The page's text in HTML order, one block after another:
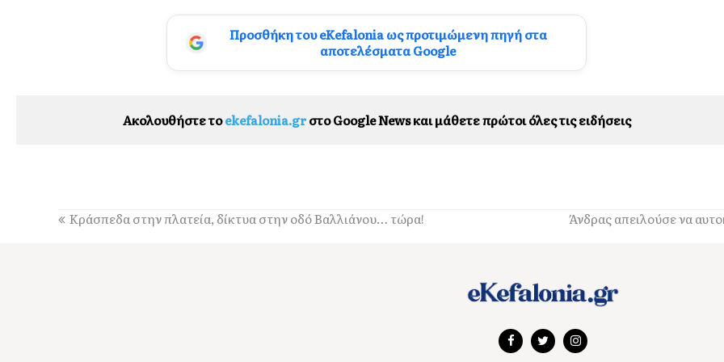
Προσθήκη του eKefalonia ως προτιμώμενη πηγή στα
αποτελέσματα Google
Ακολουθήστε τοekefalonia.grστο Google News και μάθετε πρώτοι όλες τις ειδήσεις
Κράσπεδα στην πλατεία, δίκτυα στην οδό Βαλλιάνου… τώρα! Άνδρας απειλούσε να